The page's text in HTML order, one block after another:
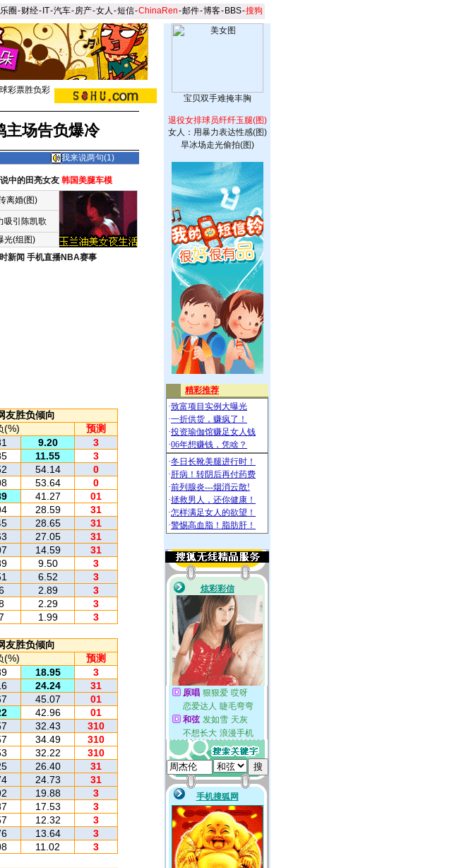
圈 -财经- IT-汽车-房产-女人 -短信-ChinaRen-邮件-博客- BBS-搜狗
彩票胜负彩
主场告负爆冷
我来说两句(1)
中的田亮女友 韩国美腿车模
离婚(图)
吸引陈凯歌
光(组图)
新闻 手机直播NBA赛事
友胜负倾向
(%)
预测
9.20
3
11.55
3
54.14
0
53.64
0
41.27
01
28.59
31
28.65
31
27.05
31
14.59
31
9.50
3
6.52
3
2.89
3
2.29
3
1.99 3
友胜负倾向
(%)
预测
18.95
3
24.24
31
45.07
01
42.96
01
32.43
310
34.49
310
32.22
310
26.40
31
24.73
31
19.88
3
17.53
3
12.32
3
13.64
3
11.02 3
宝贝双手难掩丰胸
退役女排球员纤纤玉腿(图)
女人：用暴力表达性感(图)
旱冰场走光偷拍(图)